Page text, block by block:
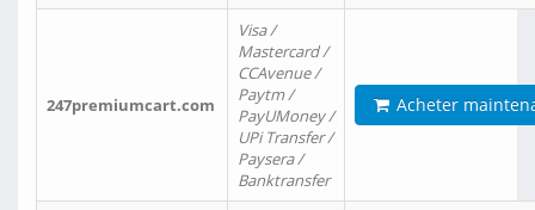
247premiumcart.com
Visa /
Mastercard /
CCAvenue /
Paytm /
PayUMoney /
UPi Transfer /
Paysera /
Banktransfer
Acheter